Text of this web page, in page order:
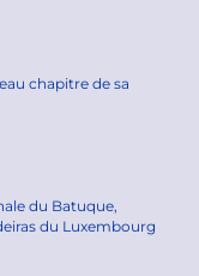
chapitre de sa
du Batuque,
du Luxembourg